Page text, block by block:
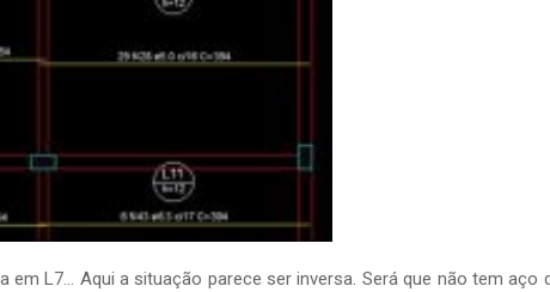
em L7… Aqui a situação parece ser inversa. Será que não tem aço